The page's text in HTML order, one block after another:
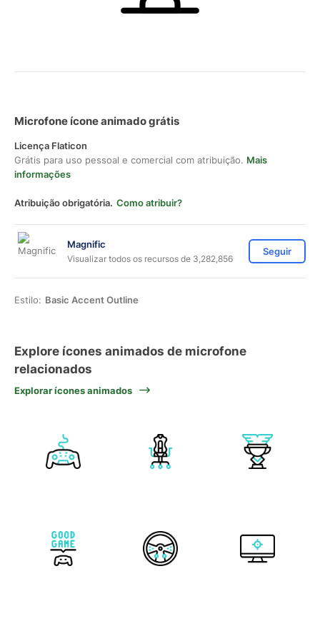
Microfone ícone animado grátis
Licença Flaticon
Grátis para uso pessoal e comercial com atribuição. Mais
informações
Atribuição obrigatória. Como atribuir?
Magnific
Visualizar todos os recursos de 3,282,856
Seguir
Estilo: Basic Accent Outline
Explore ícones animados de microfone
relacionados
Explorar ícones animados